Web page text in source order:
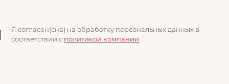
Я согласен(сна) на обработку персональных данных в
соответствии с политикой компании.